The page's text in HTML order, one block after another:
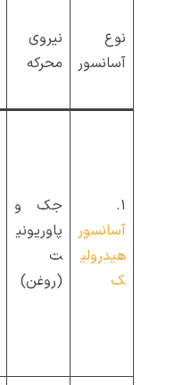
نوع
آسانسور
نیروی
محرکه
۱.
آسانسور
هیدرولی
ک
جک و
پاوریونی
ت
(روغن)